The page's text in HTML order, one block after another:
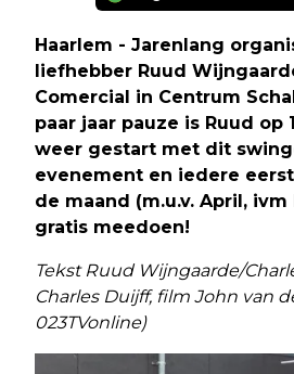
Haarlem - Jarenlang
liefhebber Ruud
Comercial in Centrum
paar jaar pauze is Ruud op
weer gestart met dit
evenement en iedere
de maand (m.u.v. April, ivm
gratis meedoen!
Tekst Ruud Wijngaarde/
Charles Duijff, film John van
023TVonline)